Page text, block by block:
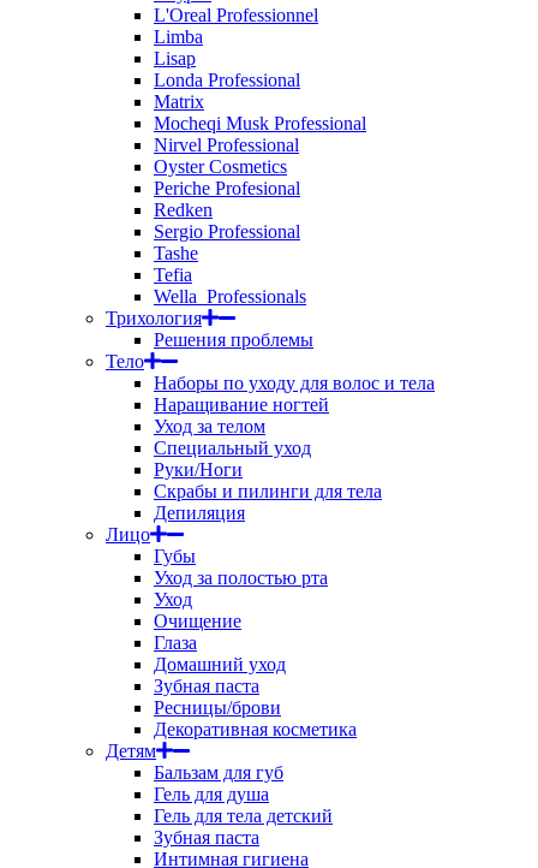
L'Oreal Professionnel
Limba
Lisap
Londa Professional
Matrix
Mocheqi Musk Professional
Nirvel Professional
Oyster Cosmetics
Periche Profesional
Redken
Sergio Professional
Tashe
Tefia
Wella_Professionals
Трихология
Решения проблемы
Тело
Наборы по уходу для волос и тела
Наращивание ногтей
Уход за телом
Специальный уход
Руки/Ноги
Скрабы и пилинги для тела
Депиляция
Лицо
Губы
Уход за полостью рта
Уход
Очищение
Глаза
Домашний уход
Зубная паста
Ресницы/брови
Декоративная косметика
Детям
Бальзам для губ
Гель для душа
Гель для тела детский
Зубная паста
Интимная гигиена